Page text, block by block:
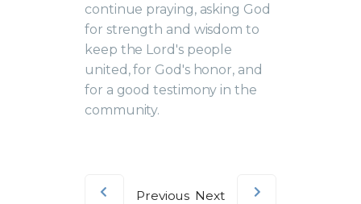
continue praying, asking God
for strength and wisdom to
keep the Lord's people
united, for God's honor, and
for a good testimony in the
community.
Previous Next